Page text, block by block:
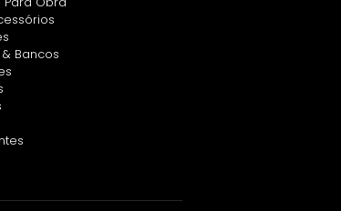
& Bancos